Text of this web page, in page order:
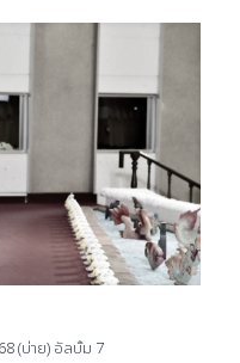
(บ่าย) อัลบั้ม 7